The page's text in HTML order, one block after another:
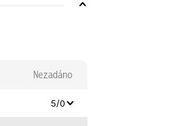
Nezadáno
5/0